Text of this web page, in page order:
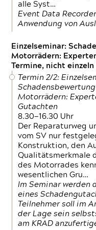
alle Syst…
Event Data
Anwendung von
Einzelseminar:
Motorrädern:
Termine, nicht
Termin 2/2:
Motorrädern:
Gutachten
8.30—16.30 Uhr
Der Reparaturweg
vom SV nur
Konstruktion, den
Qualitätsmerkmale
des Motorrades
wesentlichen Gru…
Im Seminar werden
eines
Teilnehmer soll im
der Lage sein
am KRAD